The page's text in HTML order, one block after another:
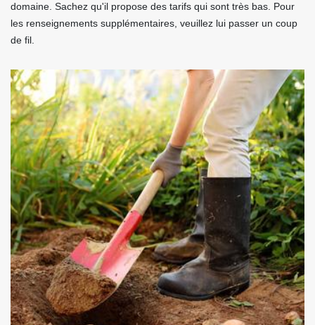
domaine. Sachez qu'il propose des tarifs qui sont très bas. Pour
les renseignements supplémentaires, veuillez lui passer un coup
de fil.